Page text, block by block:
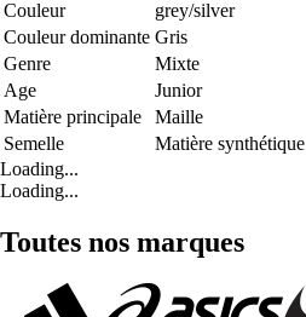
Couleur
grey/silver
Couleur dominante Gris
Genre
Mixte
Age
Junior
Matière principale
Maille
Semelle
Matière synthétique
Loading...
Loading...
Toutes nos marques